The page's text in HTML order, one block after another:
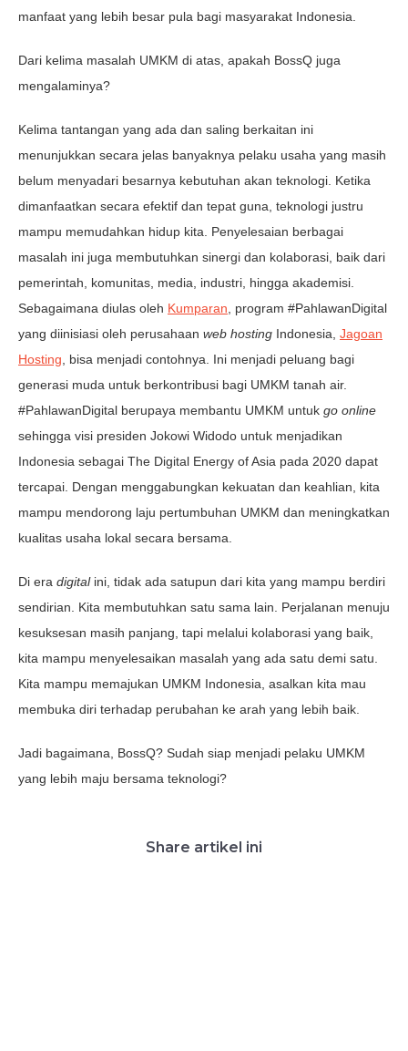
manfaat yang lebih besar pula bagi masyarakat Indonesia.
Dari kelima masalah UMKM di atas, apakah BossQ juga
mengalaminya?
Kelima tantangan yang ada dan saling berkaitan ini
menunjukkan secara jelas banyaknya pelaku usaha yang masih
belum menyadari besarnya kebutuhan akan teknologi. Ketika
dimanfaatkan secara efektif dan tepat guna, teknologi justru
mampu memudahkan hidup kita. Penyelesaian berbagai
masalah ini juga membutuhkan sinergi dan kolaborasi, baik dari
pemerintah, komunitas, media, industri, hingga akademisi.
Sebagaimana diulas oleh Kumparan, program #PahlawanDigital
yang diinisiasi oleh perusahaan web hosting Indonesia, Jagoan
Hosting, bisa menjadi contohnya. Ini menjadi peluang bagi
generasi muda untuk berkontribusi bagi UMKM tanah air.
#PahlawanDigital berupaya membantu UMKM untuk go online
sehingga visi presiden Jokowi Widodo untuk menjadikan
Indonesia sebagai The Digital Energy of Asia pada 2020 dapat
tercapai. Dengan menggabungkan kekuatan dan keahlian, kita
mampu mendorong laju pertumbuhan UMKM dan meningkatkan
kualitas usaha lokal secara bersama.
Di era digitalini, tidak ada satupun dari kita yang mampu berdiri
sendirian. Kita membutuhkan satu sama lain. Perjalanan menuju
kesuksesan masih panjang, tapi melalui kolaborasi yang baik,
kita mampu menyelesaikan masalah yang ada satu demi satu.
Kita mampu memajukan UMKM Indonesia, asalkan kita mau
membuka diri terhadap perubahan ke arah yang lebih baik.
Jadi bagaimana, BossQ? Sudah siap menjadi pelaku UMKM
yang lebih maju bersama teknologi?
Share artikel ini